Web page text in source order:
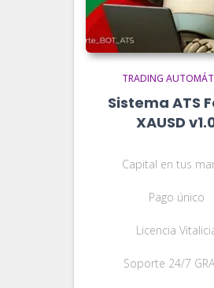
TRADING
Sistema ATS
XAUSD
Capital en tus
Pago único
Licencia
Soporte 24/7